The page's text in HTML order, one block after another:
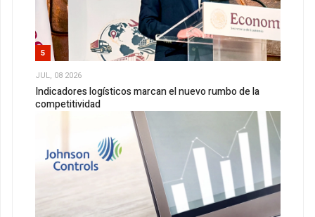
5
JUL, 08 2026
Indicadores logísticos marcan el nuevo rumbo de la
competitividad